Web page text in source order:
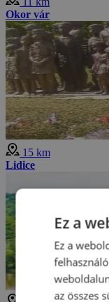
Okor vár
15 km
Lidice
Ez a
Ez a
az összes